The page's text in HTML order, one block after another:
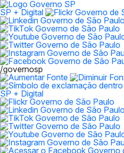
SP + Digital
/governosp
SP + Digital